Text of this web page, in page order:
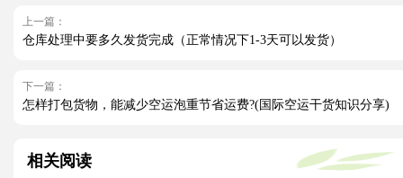
上一篇：
仓库处理中要多久发货完成（正常情况下1-3天可以发货）
下一篇：
怎样打包货物，能减少空运泡重节省运费?(国际空运干货知识分享)
相关阅读